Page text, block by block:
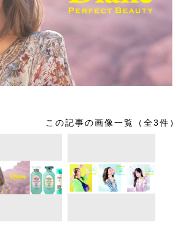
この記事の画像一覧（全3件）